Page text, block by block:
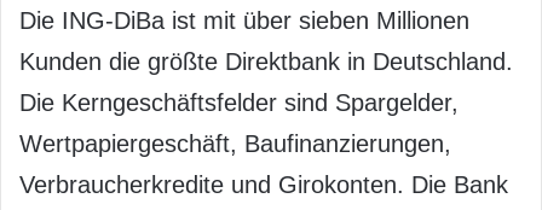
Die ING-DiBa ist mit über sieben Millionen
Kunden die größte Direktbank in Deutschland.
Die Kerngeschäftsfelder sind Spargelder,
Wertpapiergeschäft, Baufinanzierungen,
Verbraucherkredite und Girokonten. Die Bank